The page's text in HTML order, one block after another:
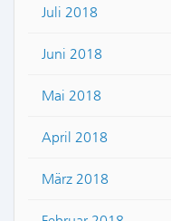
Juli 2018
Juni 2018
Mai 2018
April 2018
März 2018